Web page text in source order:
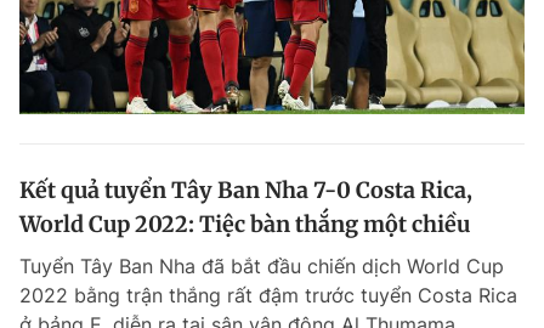
Kết quả tuyển Tây Ban Nha 7-0 Costa Rica,
World Cup 2022: Tiệc bàn thắng một chiều
Tuyển Tây Ban Nha đã bắt đầu chiến dịch World Cup
2022 bằng trận thắng rất đậm trước tuyển Costa Rica